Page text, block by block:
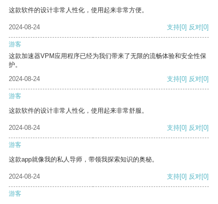
这款软件的设计非常人性化，使用起来非常方便。
2024-08-24 支持[0] 反对[0]
游客
这款加速器VPM应用程序已经为我们带来了无限的流畅体验和安全性保
护。
2024-08-24
支持[0] 反对[0]
游客
这款软件的设计非常人性化，使用起来非常舒服。
2024-08-24 支持[0] 反对[0]
游客
这款app就像我的私人导师，带领我探索知识的奥秘。
2024-08-24 支持[0] 反对[0]
游客